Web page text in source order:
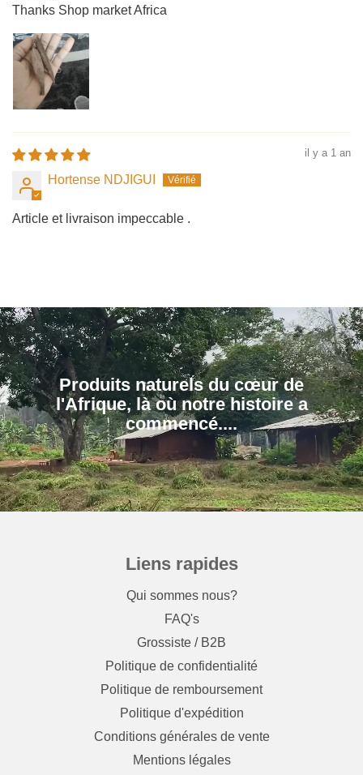
Thanks Shop market Africa
il y a 1 an
Hortense NDJIGUI
Article et livraison impeccable .
Produits naturels du cœur de
l'Afrique, là où notre histoire a
Liens rapides
Qui sommes nous?
FAQ's
Grossiste / B2B
Politique de confidentialité
Politique de remboursement
Politique d'expédition
Conditions générales de vente
Mentions légales